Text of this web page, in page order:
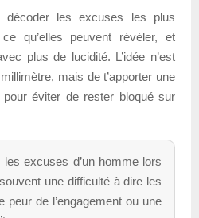
les excuses les plus
qu’elles peuvent révéler, et
plus de lucidité. L’idée n’est
mais de t’apporter une
éviter de rester bloqué sur
les excuses d’un homme lors
une difficulté à dire les
peur de l’engagement ou une